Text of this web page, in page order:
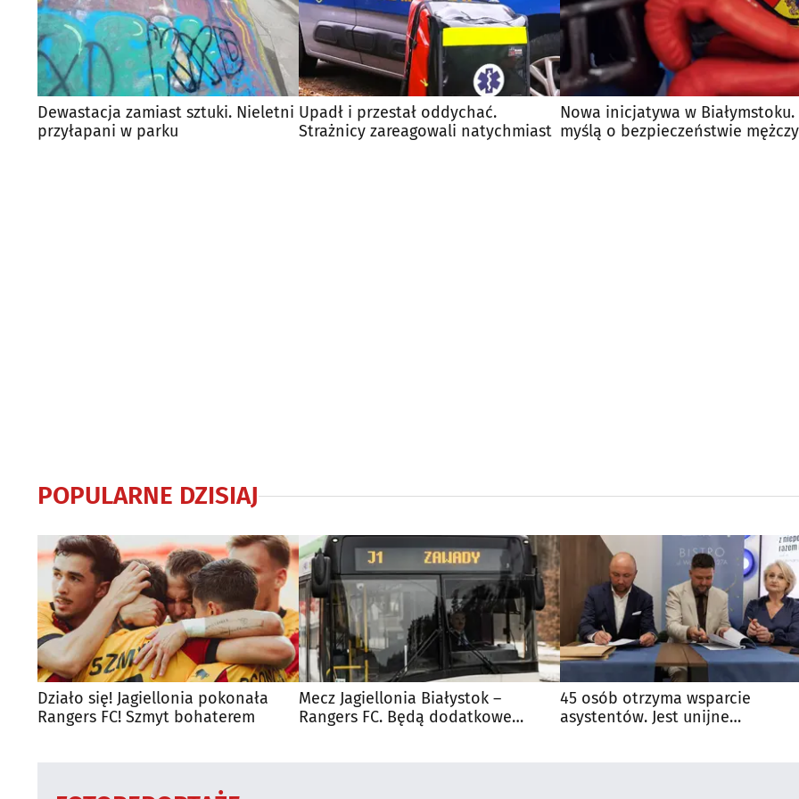
Dewastacja zamiast sztuki. Nieletni
przyłapani w parku
Upadł i przestał oddychać.
Strażnicy zareagowali natychmiast
Nowa inicjatywa w Białymstoku.
myślą o bezpieczeństwie
POPULARNE DZISIAJ
Działo się! Jagiellonia pokonała
Rangers FC! Szmyt bohaterem
Mecz Jagiellonia Białystok –
Rangers FC. Będą dodatkowe
45 osób otrzyma wsparcie
asystentów. Jest unijne